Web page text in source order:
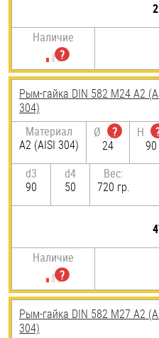
Наличие
Рым-гайка DIN 582 М24 А2
304)
Материал
А2 (AISI 304)
Ø
?
24
H
90
d3
90
d4
50
Вес:
720 гр.
Наличие
Рым-гайка DIN 582 М27 А2
304)